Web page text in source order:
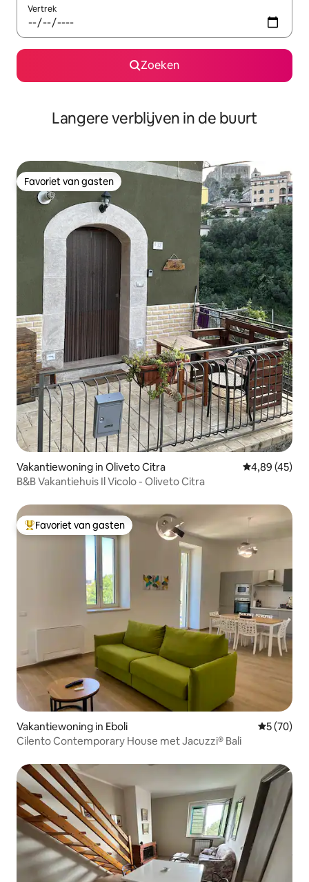
Vertrek
Zoeken
Langere verblijven in de buurt
Favoriet van gasten
Favoriet van gasten
Vakantiewoning in Oliveto Citra Gemiddelde
4,89 (45)
B&B Vakantiehuis Il Vicolo - Oliveto Citra
Topfavoriet van gasten
Favoriet van gasten
Vakantiewoning in Eboli
5 (70)
Cilento Contemporary House met Jacuzzi® Bali